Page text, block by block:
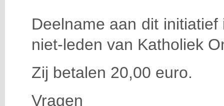
Deelname aan dit
niet-leden van Katholiek
Zij betalen 20,00 euro.
Vragen